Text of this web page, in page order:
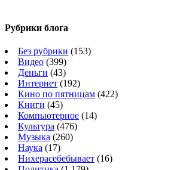
Рубрики блога
Без рубрики (153)
Видео (399)
Деньги (43)
Интернет (192)
Кино по пятницам (422)
Книги (45)
Компьютерное (14)
Культура (476)
Музыка (260)
Наука (17)
Нихерасебебывает (16)